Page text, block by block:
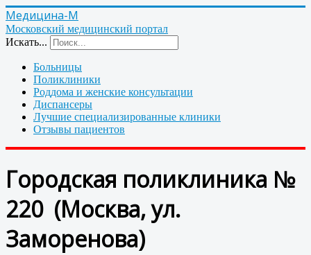
Медицина-М
Московский медицинский портал
Искать...
Больницы
Поликлиники
Роддома и женские консультации
Диспансеры
Лучшие специализированные клиники
Отзывы пациентов
Городская поликлиника №
220 (Москва, ул.
Заморенова)